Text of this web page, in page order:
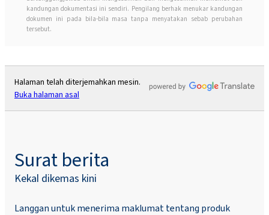
kandungan dokumentasi ini sendiri. Pengilang berhak menukar kandungan
dokumen ini pada bila-bila masa tanpa menyatakan sebab perubahan
tersebut.
Halaman telah diterjemahkan mesin.
Buka halaman asal
Surat berita
Kekal dikemas kini
Langgan untuk menerima maklumat tentang produk